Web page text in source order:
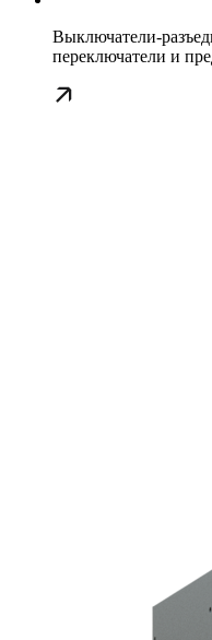
Выключатели-
переключатели и